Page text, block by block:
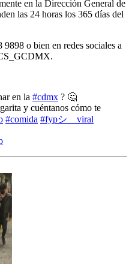
en la Dirección General de
las 24 horas los 365 días del
o bien en redes sociales a
en la #cdmx ? 🤔
y cuéntanos cómo te
#comida #fypシ゚viral